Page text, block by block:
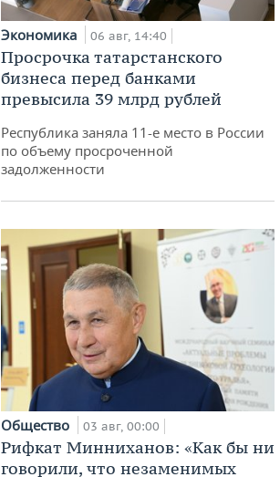
Экономика 06 авг, 14:40
Просрочка татарстанского
бизнеса перед банками
превысила 39 млрд рублей
Республика заняла 11-е место в России
по объему просроченной
задолженности
Общество 03 авг, 00:00
Рифкат Минниханов: «Как бы ни
говорили, что незаменимых